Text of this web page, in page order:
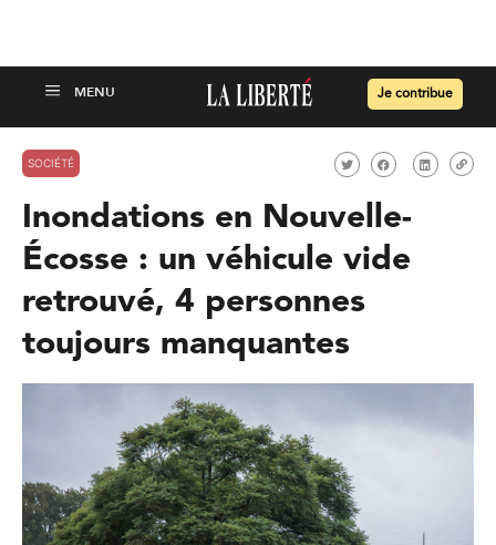
Je contribue
SOCIÉTÉ
Inondations en Nouvelle-
Écosse : un véhicule vide
retrouvé, 4 personnes
toujours manquantes